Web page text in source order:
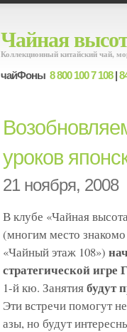
Чайная
Коллекционный китайский чай,
чайФоны 8 800 100 7 108|
уроков
21 ноября, 2008
В клубе «Чайная
(многим место
«Чайный этаж 108»)
стратегической игре
1-й кю. Занятиябудут
Эти встречи помогут
азы, но будут